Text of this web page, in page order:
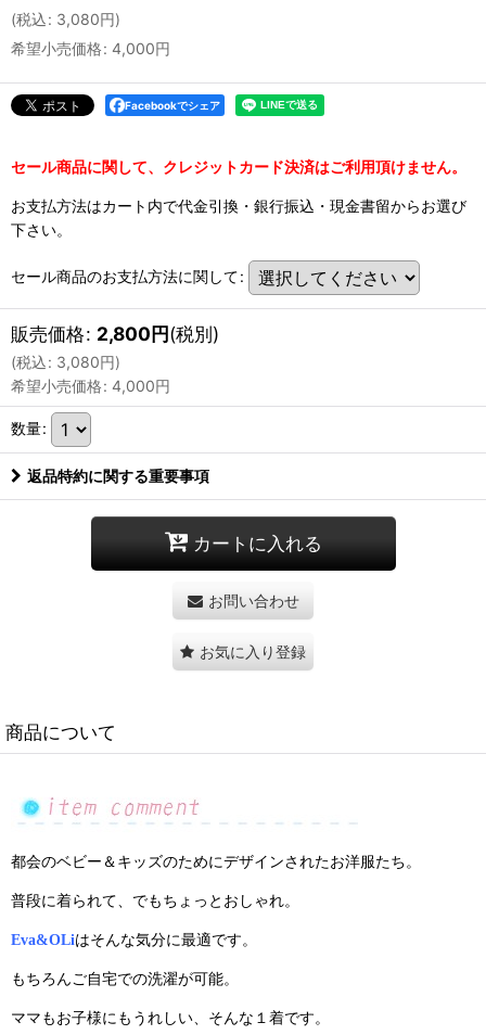
(税込: 3,080円)
希望小売価格: 4,000円
Facebookでシェア
セール商品に関して、クレジットカード決済はご利用頂けません。
お支払方法はカート内で代金引換・銀行振込・現金書留からお選び
下さい。
セール商品のお支払方法に関して:
販売価格: 2,800円(税別)
(税込: 3,080円)
希望小売価格: 4,000円
数量:
返品特約に関する重要事項
カートに入れる
お問い合わせ
お気に入り登録
商品について
都会のベビー＆キッズのためにデザインされたお洋服たち。
普段に着られて、でもちょっとおしゃれ。
Eva&OLiはそんな気分に最適です。
もちろんご自宅での洗濯が可能。
ママもお子様にもうれしい、そんな１着です。